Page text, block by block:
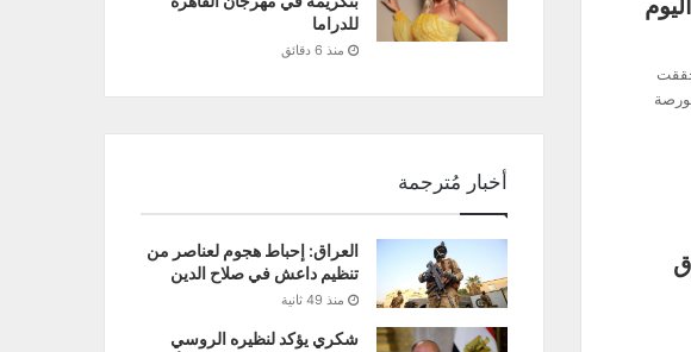
5 شركات حققت
بالبورصة
للدراما
منذ 6 دقائق
أخبار مُترجمة
العراق: إحباط هجوم لعناصر من
تنظيم داعش في صلاح الدين
منذ 49 ثانية
شكري يؤكد لنظيره الروسي